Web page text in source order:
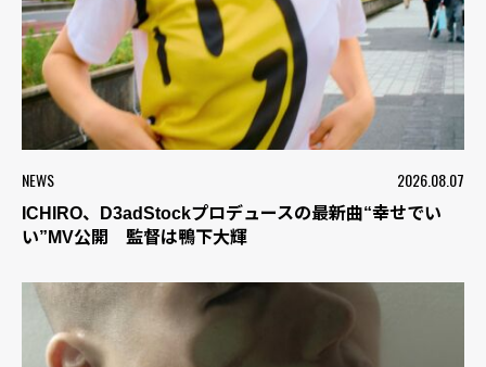
NEWS 2026.08.07
ICHIRO、D3adStockプロデュースの最新曲“幸せでい
い”MV公開 監督は鴨下大輝